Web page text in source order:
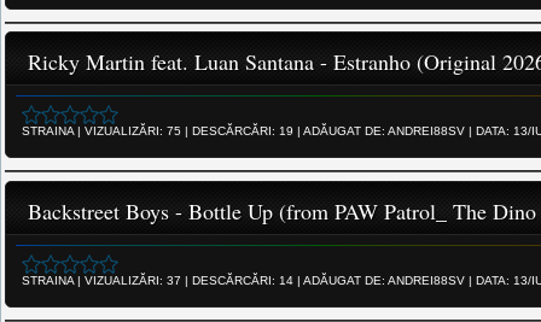
Ricky Martin feat. Luan Santana - Estranho (Original
STRAINA| VIZUALIZĂRI: 75 | DESCĂRCĂRI: 19 | ADĂUGAT DE: ANDREI88SV | DATA: 13/
Backstreet Boys - Bottle Up (from PAW Patrol_ The
STRAINA| VIZUALIZĂRI: 37 | DESCĂRCĂRI: 14 | ADĂUGAT DE: ANDREI88SV | DATA: 13/